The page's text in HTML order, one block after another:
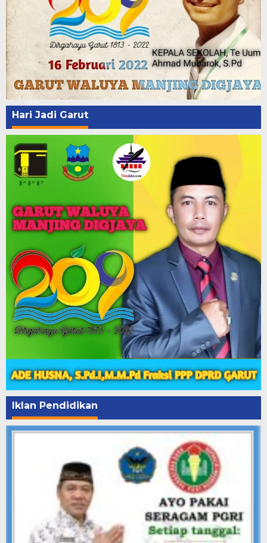
Hari Jadi Garut
Iklan Pendidikan